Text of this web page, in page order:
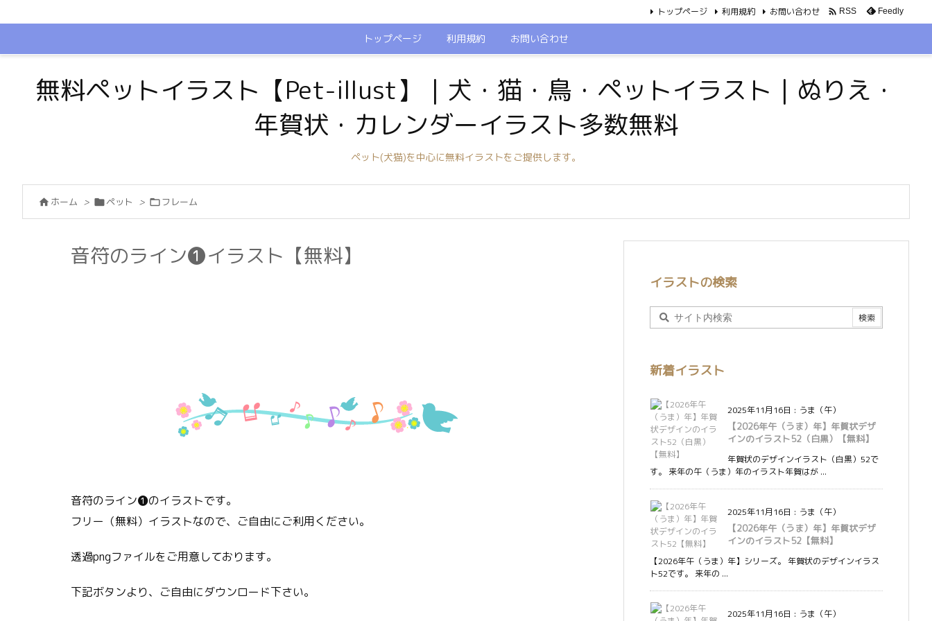
トップページ 利用規約 お問い合わせ
トップページ 利用規約 お問い合わせ  RSS Feedly
無料ペットイラスト【Pet-illust】｜犬・猫・鳥・ペットイラスト｜ぬりえ・
年賀状・カレンダーイラスト多数無料
ペット(犬猫)を中心に無料イラストをご提供します。
 ホーム > ペット > フレーム
音符のライン❶イラスト【無料】
音符のライン❶のイラストです。
フリー（無料）イラストなので、ご自由にご利用ください。
透過pngファイルをご用意しております。
下記ボタンより、ご自由にダウンロード下さい。
イラストの検索
新着イラスト
2025年11月16日 : うま（午）
【2026年午（うま）年】年賀状デザ
インのイラスト52（白黒）【無料】
年賀状のデザインイラスト（白黒）52で
す。 来年の午（うま）年のイラスト年賀はが ...
2025年11月16日 : うま（午）
【2026年午（うま）年】年賀状デザ
インのイラスト52【無料】
【2026年午（うま）年】シリーズ。 年賀状のデザインイラス
ト52です。 来年の ...
2025年11月16日 : うま（午）